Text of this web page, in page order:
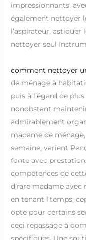
impressionnants,
également nettoyer
l’aspirateur,
nettoyer seul
comment nettoyer
de ménage à
puis à l’égard de
nonobstant
admirablement
madame de
semaine, varient
fonte avec
compétences de
d’rare madame avec
en tenant l’temps,
opte pour certains
ceci repassage à
spécifiques. Une